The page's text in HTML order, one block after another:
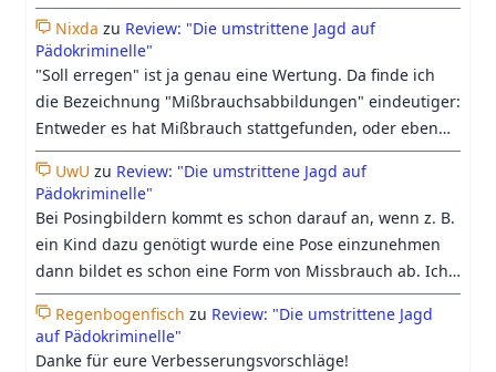
Georgs Differenzierung trotzdem etwas Raum in der
Doku bekommen hat.
Nixda zu Review: "Die umstrittene Jagd auf
Pädokriminelle"
"Soll erregen" ist ja genau eine Wertung. Da finde ich
die Bezeichnung "Mißbrauchsabbildungen" eindeutiger:
Entweder es hat Mißbrauch stattgefunden, oder eben
nicht. Beim heutigen Verständnis vom Begriff
"Kinderpornographie", geht es längst nicht mehr nur
ums "erregen sollen", sondern darum, ob es einen
Pädophilen irgendwie erregen könnte, was auch
zunehmend harmloses Material oder medizinische
UwU zu Review: "Die umstrittene Jagd auf
Pädokriminelle"
Bei Posingbildern kommt es schon darauf an, wenn z. B.
ein Kind dazu genötigt wurde eine Pose einzunehmen
dann bildet es schon eine Form von Missbrauch ab. Ich
denke das immer mehr bei "Kinderpornografie"
mittlerweile auch an Fiktion glauben was wir insb. der KI
und den Berichterstattungen dazu zu verdanken haben.
Regenbogenfisch zu Review: "Die umstrittene Jagd
auf Pädokriminelle"
Danke für eure Verbesserungsvorschläge!